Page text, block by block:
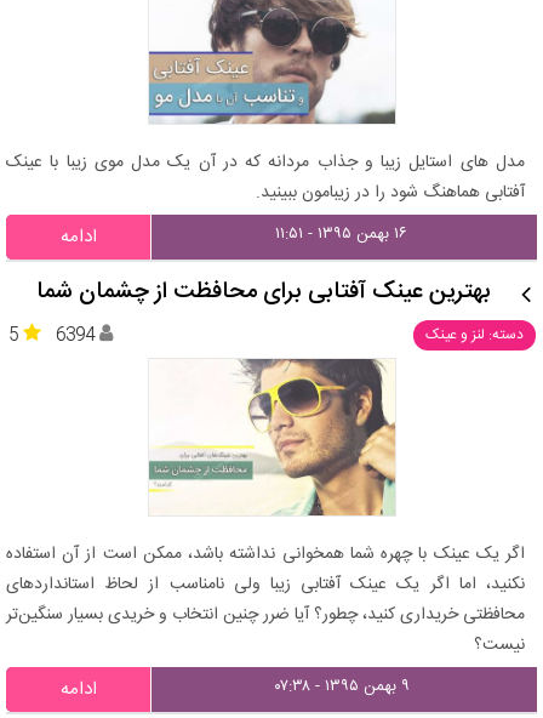
مدل های استایل زیبا و جذاب مردانه که در آن یک مدل موی زیبا با عینک
آفتابی هماهنگ شود را در زیبامون ببینید.
۱۶ بهمن ۱۳۹۵ - ۱۱:۵۱ ادامه
بهترین عینک‌ آفتابی برای محافظت از چشمان شما
دسته: لنز و عینک 5 6394
اگر یک عینک با چهره شما همخوانی نداشته باشد، ممکن است از آن استفاده
نکنید، اما اگر یک عینک آفتابی زیبا ولی نامناسب از لحاظ استانداردهای
محافظتی خریداری کنید، چطور؟ آیا ضرر چنین انتخاب و خریدی بسیار سنگین‌تر
نیست؟
۹ بهمن ۱۳۹۵ - ۰۷:۳۸ ادامه